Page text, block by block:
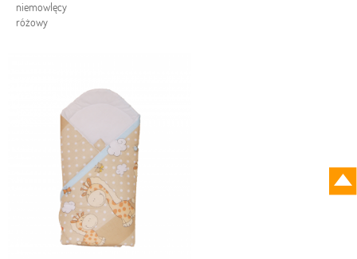
niemowlęcy
różowy